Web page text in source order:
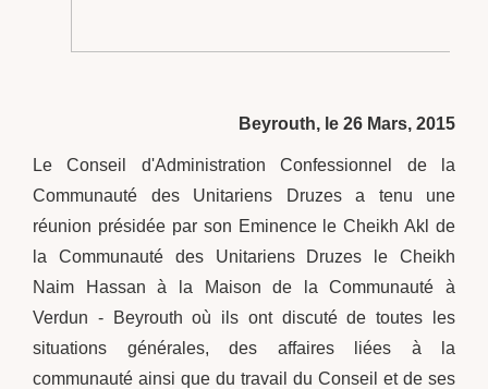
Beyrouth, le 26 Mars, 2015
Le Conseil d'Administration Confessionnel de la
Communauté des Unitariens Druzes a tenu une
réunion présidée par son Eminence le Cheikh Akl de
la Communauté des Unitariens Druzes le Cheikh
Naim Hassan à la Maison de la Communauté à
Verdun - Beyrouth où ils ont discuté de toutes les
situations générales, des affaires liées à la
communauté ainsi que du travail du Conseil et de ses